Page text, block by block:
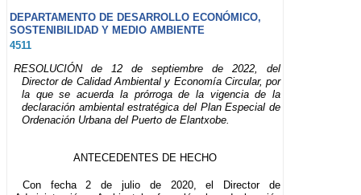
DEPARTAMENTO DE DESARROLLO ECONÓMICO,
SOSTENIBILIDAD Y MEDIO AMBIENTE
4511
RESOLUCIÓN de 12 de septiembre de 2022, del
Director de Calidad Ambiental y Economía Circular, por
la que se acuerda la prórroga de la vigencia de la
declaración ambiental estratégica del Plan Especial de
Ordenación Urbana del Puerto de Elantxobe.
ANTECEDENTES DE HECHO
Con fecha 2 de julio de 2020, el Director de